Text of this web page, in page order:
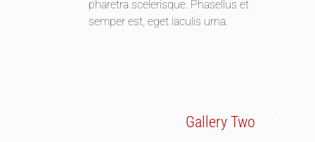
pharetra scelerisque. Phasellus et
semper est, eget iaculis urna.
Gallery Two